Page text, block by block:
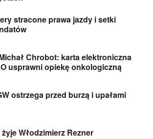
stracone prawa jazdy i setki
Chrobot: karta elektroniczna
usprawni opiekę onkologiczną
ostrzega przed burzą i upałami
żyje Włodzimierz Rezner